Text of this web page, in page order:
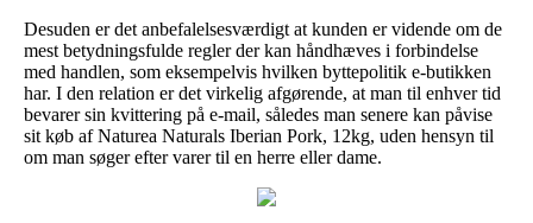
Desuden er det anbefalelsesværdigt at kunden er vidende om de
mest betydningsfulde regler der kan håndhæves i forbindelse
med handlen, som eksempelvis hvilken byttepolitik e-butikken
har. I den relation er det virkelig afgørende, at man til enhver tid
bevarer sin kvittering på e-mail, således man senere kan påvise
sit køb af Naturea Naturals Iberian Pork, 12kg, uden hensyn til
om man søger efter varer til en herre eller dame.